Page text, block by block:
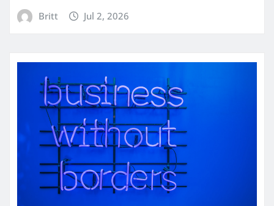
Britt Jul 2, 2026